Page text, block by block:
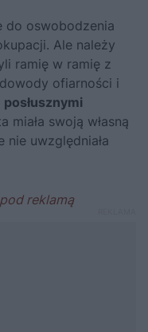
do oswobodzenia
Ale należy
ramię w ramię z
ofiarności i
miała swoją własną
uwzględniała